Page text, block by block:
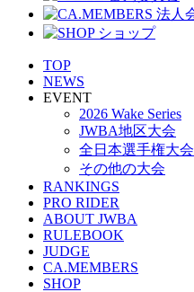
TOP
NEWS
EVENT
2026 Wake Series
JWBA地区大会
全日本選手権大会
その他の大会
RANKINGS
PRO RIDER
ABOUT JWBA
RULEBOOK
JUDGE
CA.MEMBERS
SHOP